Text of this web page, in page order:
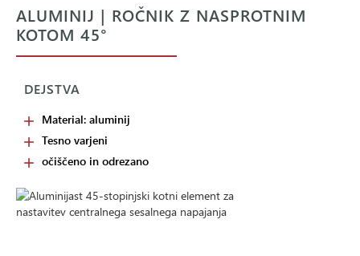
ALUMINIJ | ROČNIK Z NASPROTNIM
KOTOM 45°
DEJSTVA
Material: aluminij
Tesno varjeni
očiščeno in odrezano